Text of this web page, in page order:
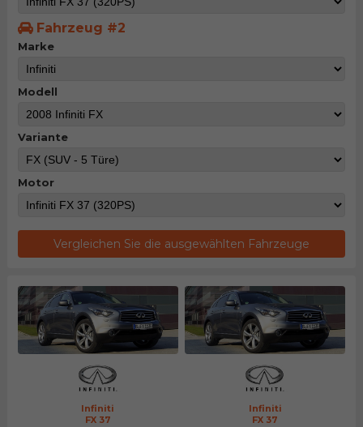
Fahrzeug #2
Marke
Modell
Variante
Motor
Vergleichen Sie die ausgewählten Fahrzeuge
Infiniti
FX 37
Infiniti
FX 37